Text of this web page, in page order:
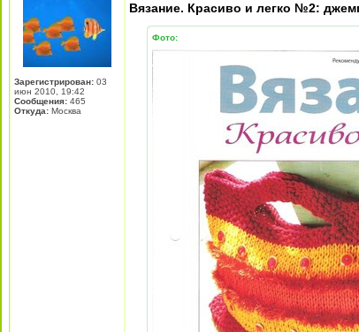
Зарегистрирован: 03
июн 2010, 19:42
Сообщения: 465
Откуда: Москва
Вязание. Красиво и легко №2:
Фото: